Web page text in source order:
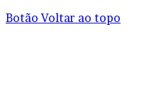
Botão Voltar ao topo